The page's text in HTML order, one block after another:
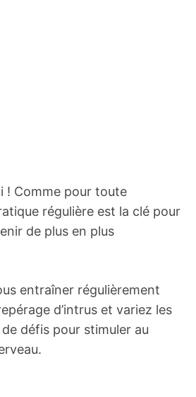
! Comme pour toute
régulière est la clé pour
de plus en plus
entraîner régulièrement
d’intrus et variez les
défis pour stimuler au